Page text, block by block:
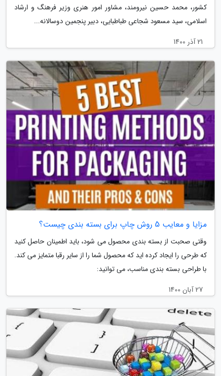
کشور، محمد حسین نیرومند، مشاور امور هنری وزیر فرهنگ و ارشاد
اسلامی، سید مسعود شجاعی طباطبایی، دبیر پنجمین دوسالانه...
21 آذر 1400
مزایا و معایب 5 روش چاپ برای بسته بندی چیست؟
وقتی صحبت از بسته بندی محصول می شود، باید اطمینان حاصل کنید
که طرحی را ایجاد کرده اید که محصول شما را از سایر رقبا متمایز می کند.
با طراحی بسته بندی مناسب، می توانید:
27 آبان 1400